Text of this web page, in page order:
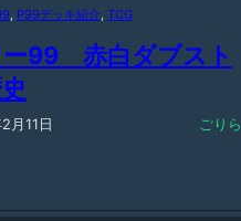
, P99デッキ紹介, TCG
99 赤白ダブスト
月11日 ごりら